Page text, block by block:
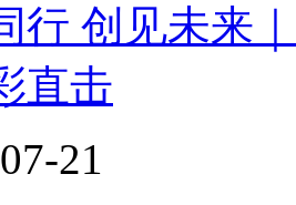
行 创见未来
直击
21